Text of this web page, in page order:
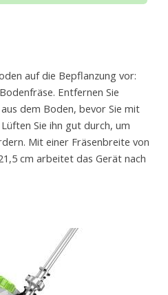
auf die Bepflanzung vor:
Entfernen Sie
dem Boden, bevor Sie mit
Sie ihn gut durch, um
Mit einer Fräsenbreite von
cm arbeitet das Gerät nach